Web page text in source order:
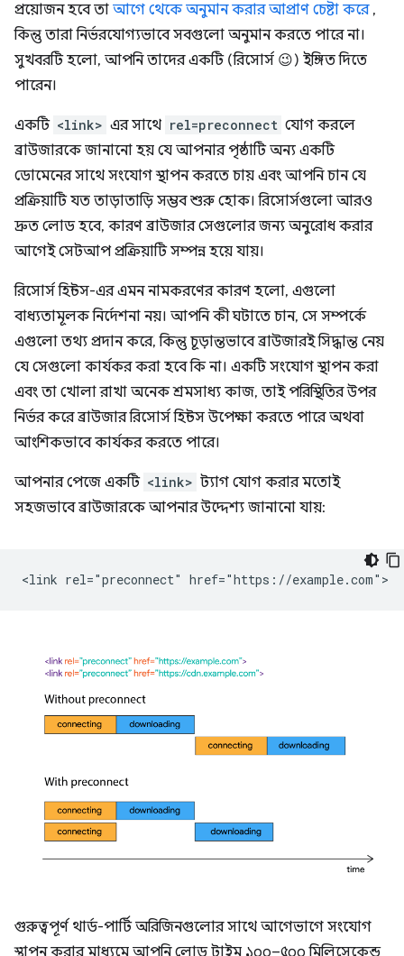
প্রয়োজন হবে তা আগে থেকে অনুমান করার আপ্রাণ চেষ্টা করে,
কিন্তু তারা নির্ভরযোগ্যভাবে সবগুলো অনুমান করতে পারে না।
সুখবরটি হলো, আপনি তাদের একটি (রিসোর্স 😉) ইঙ্গিত দিতে
পারেন।
একটি <link> এর সাথে rel=preconnect যোগ করলে
ব্রাউজারকে জানানো হয় যে আপনার পৃষ্ঠাটি অন্য একটি
ডোমেনের সাথে সংযোগ স্থাপন করতে চায় এবং আপনি চান যে
প্রক্রিয়াটি যত তাড়াতাড়ি সম্ভব শুরু হোক। রিসোর্সগুলো আরও
দ্রুত লোড হবে, কারণ ব্রাউজার সেগুলোর জন্য অনুরোধ করার
আগেই সেটআপ প্রক্রিয়াটি সম্পন্ন হয়ে যায়।
রিসোর্স হিন্টস-এর এমন নামকরণের কারণ হলো, এগুলো
বাধ্যতামূলক নির্দেশনা নয়। আপনি কী ঘটাতে চান, সে সম্পর্কে
এগুলো তথ্য প্রদান করে, কিন্তু চূড়ান্তভাবে ব্রাউজারই সিদ্ধান্ত নেয়
যে সেগুলো কার্যকর করা হবে কি না। একটি সংযোগ স্থাপন করা
এবং তা খোলা রাখা অনেক শ্রমসাধ্য কাজ, তাই পরিস্থিতির উপর
নির্ভর করে ব্রাউজার রিসোর্স হিন্টস উপেক্ষা করতে পারে অথবা
আংশিকভাবে কার্যকর করতে পারে।
আপনার পেজে একটি <link> ট্যাগ যোগ করার মতোই
সহজভাবে ব্রাউজারকে আপনার উদ্দেশ্য জানানো যায়:
গুরুত্বপূর্ণ থার্ড-পার্টি অরিজিনগুলোর সাথে আগেভাগে সংযোগ